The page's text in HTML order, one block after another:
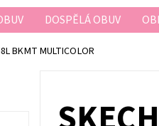
DOSPĚLÁ OBUV
JAK NAKUPOVAT
BKMT MULTICOLOR